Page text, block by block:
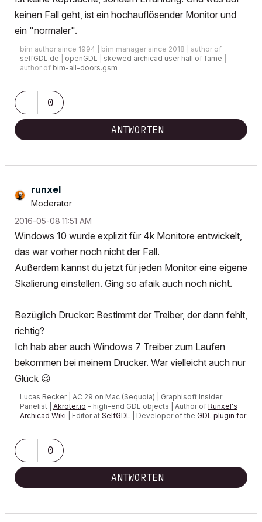
keinen Fall geht, ist ein hochauflösender Monitor und
ein "normaler".
bim author since 1994 | bim manager since 2018 | author of
selfGDL.de
openGDL skewed archicad user hall of fame
author of bim-all-doors.gsm
0
ANTWORTEN
runxel
Moderator
‎2016-05-08 11:51 AM
Windows 10 wurde explizit für 4k Monitore entwickelt,
das war vorher noch nicht der Fall.
Außerdem kannst du jetzt für jeden Monitor eine eigene
Skalierung einstellen. Ging so afaik auch noch nicht.
Bezüglich Drucker: Bestimmt der Treiber, der dann fehlt,
richtig?
Ich hab aber auch Windows 7 Treiber zum Laufen
bekommen bei meinem Drucker. War vielleicht auch nur
Glück 😉
Lucas Becker | AC 29 on Mac (Sequoia) | Graphisoft Insider
Panelist | Akroter.io – high-end GDL objects | Author of Runxel's
Archicad Wiki | Editor at SelfGDL | Developer of the GDL plugin for
My List of AC shortcomings & bugs
Mention AI Again
POSIWID – The Purpose Of a System Is What It Does ///
«Furthermore, I consider that Carth...yearly releases
destroyed»
0
ANTWORTEN